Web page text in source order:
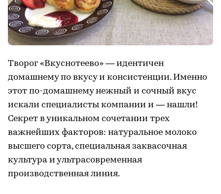
Творог «Вкуснотеево» — идентичен
домашнему по вкусу и консистенции. Именно
этот по-домашнему нежный и сочный вкус
искали специалисты компании и — нашли!
Секрет в уникальном сочетании трех
важнейших факторов: натуральное молоко
высшего сорта, специальная заквасочная
культура и ультрасовременная
производственная линия.